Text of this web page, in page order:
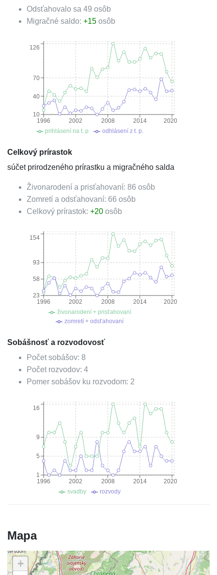
Odsťahovalo sa 49 osôb
Migračné saldo: +15 osôb
1996 2002 2008 2014 2020
10
40
70
126
prihlásení na t. p odhlásení z t. p.
Celkový prírastok
súčet prirodzeného prírastku a migračného salda
Živonarodení a prisťahovaní: 86 osôb
Zomretí a odsťahovaní: 66 osôb
Celkový prírastok: +20 osôb
1996 2002 2008 2014 2020
23
58
93
154
živonarodení + prisťahovaní
zomretí + odsťahovaní
Sobášnosť a rozvodovosť
Počet sobášov: 8
Počet rozvodov: 4
Pomer sobášov ku rozvodom: 2
1996 2002 2008 2014 2020
1
5
9
16
svadby rozvody
Mapa
+